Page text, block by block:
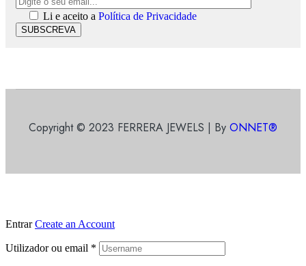
Li e aceito a Política de Privacidade
SUBSCREVA
Copyright © 2023 FERRERA JEWELS | By ONNET®
Entrar Create an Account
Utilizador ou email *